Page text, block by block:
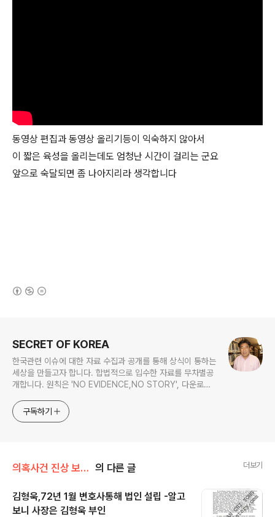
동영상 편집과 동영상 올리기등이 익숙하지 않아서
이 짧은 육성을 올리는데도 엄청난 시간이 걸리는 군요
앞으로 숙달되면 좀 나아지리라 생각합니다
SECRET OF KOREA
한국관련 이슈에 대한 자료 수집과 공개를 통해 상식이 통하는
세상을 만들고자 합니다. 합법적으로 입수한 자료를 무차별공
개합니다. 원칙은 'NO EVIDENCE,NO STORY', 다운로드
jesim56@gmail.com, 안보일때는 구글리더나 RSS로!!
구독하기
의혹사건 진상 보고서 전문/김형욱 실종사건 의 다른 글 더보기
김형욱,72년 1월 변호사통해 법인 설립 -알고
보니 사장은 김형욱 부인